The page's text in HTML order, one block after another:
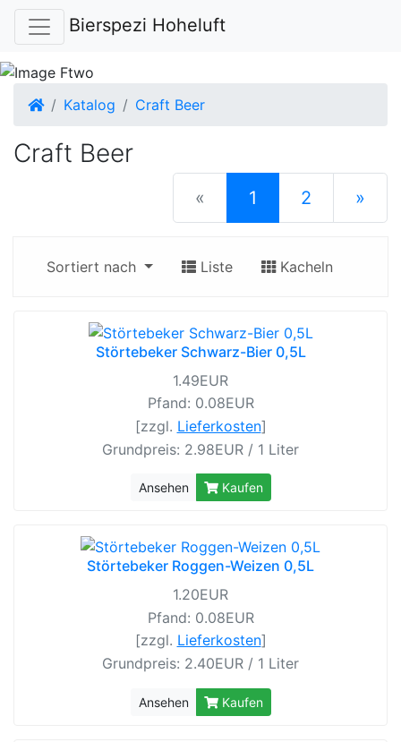
Bierspezi Hoheluft
Startseite
Katalog Craft Beer
Craft Beer
« 1 (current)
2 »
Sortiert nach
Liste Kacheln
Störtebeker Schwarz-Bier 0,5L
1.49EUR
Pfand: 0.08EUR
[zzgl. Lieferkosten]
Grundpreis: 2.98EUR / 1 Liter
Ansehen Kaufen
Störtebeker Roggen-Weizen 0,5L
1.20EUR
Pfand: 0.08EUR
[zzgl. Lieferkosten]
Grundpreis: 2.40EUR / 1 Liter
Ansehen Kaufen